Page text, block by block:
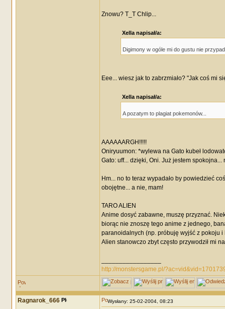
Znowu? T_T Chlip...
Xella napisał/a:
Digimony w ogóle mi do gustu nie
Eee... wiesz jak to zabrzmiało? "Jak coś mi
Xella napisał/a:
A pozatym to plagiat pokemonów...
AAAAAARGH!!!!!
Oniryuumon: *wylewa na Gato kubeł
Gato: uff... dzięki, Oni. Już jestem
Hm... no to teraz wypadało by powiedzieć
obojętne... a nie, mam!
TARO ALIEN
Anime dosyć zabawne, muszę przyznać.
biorąc nie znoszę tego anime z jednego,
paranoidalnych (np. próbuję wyjść z pokoju i
Alien stanowczo zbyt często przywodził mi
http://monstersgame.pl/
Ragnarok_666 Wysłany: 25-02-2004, 08:23